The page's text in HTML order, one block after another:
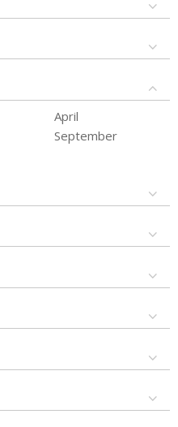
April
September